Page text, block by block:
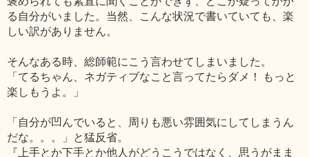
る自分がいました。当然、こんな状況で書いていても、楽
しい訳がありません。
そんなある時、総師範にこう言わせてしまいました。
「てるちゃん、ネガティブなこと言ってたらダメ！ もっと
楽しもうよ。」
「自分が凹んでいると、周りも悪い雰囲気にしてしまうん
だな。。。」と猛反省。
『上手とか下手とか他人がどうこうではなく、思うがまま